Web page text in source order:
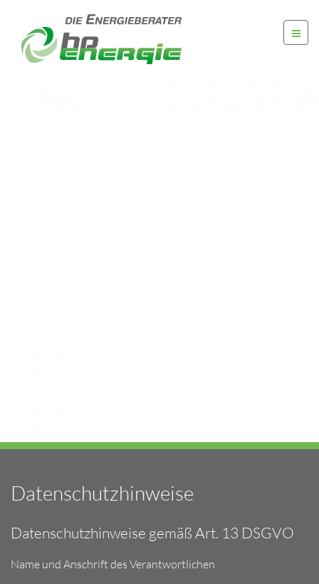
Datenschutzhinweise
Datenschutzhinweise gemäß Art. 13 DSGVO
Name und Anschrift des Verantwortlichen